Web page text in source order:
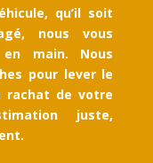
qu’il soit
nous vous
main. Nous
pour lever le
rachat de votre
juste,